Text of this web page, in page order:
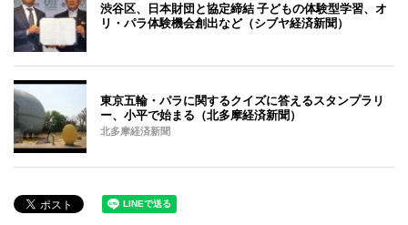
渋谷区、日本財団と協定締結 子どもの体験型学習、オ
リ・パラ体験機会創出など（シブヤ経済新聞）
東京五輪・パラに関するクイズに答えるスタンプラリ
ー、小平で始まる（北多摩経済新聞）
北多摩経済新聞